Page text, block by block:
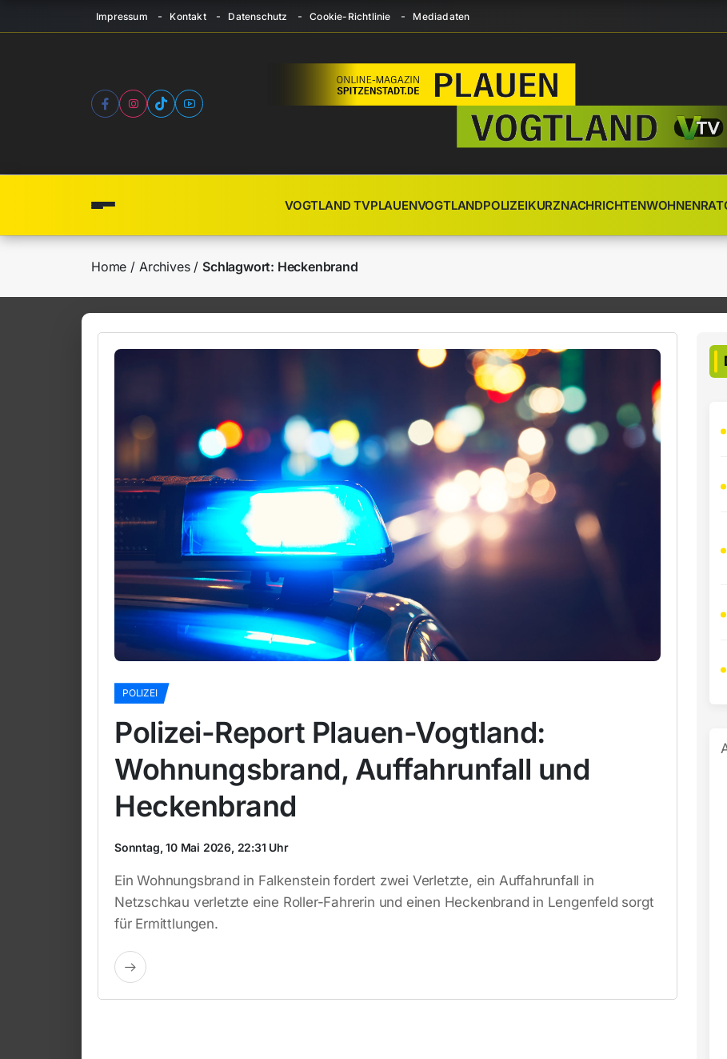
Impressum Kontakt Datenschutz Cookie-Richtlinie Mediadaten
VOGTLAND TVPLAUENVOGTLANDPOLIZEIKURZNACHRICHTENWOHNEN
Home Archives Schlagwort: Heckenbrand
POLIZEI
Polizei-Report Plauen-Vogtland:
Wohnungsbrand, Auffahrunfall und
Heckenbrand
Sonntag, 10 Mai 2026, 22:31 Uhr
Ein Wohnungsbrand in Falkenstein fordert zwei Verletzte, ein Auffahrunfall in
Netzschkau verletzte eine Roller-Fahrerin und einen Heckenbrand in Lengenfeld sorgt
für Ermittlungen.